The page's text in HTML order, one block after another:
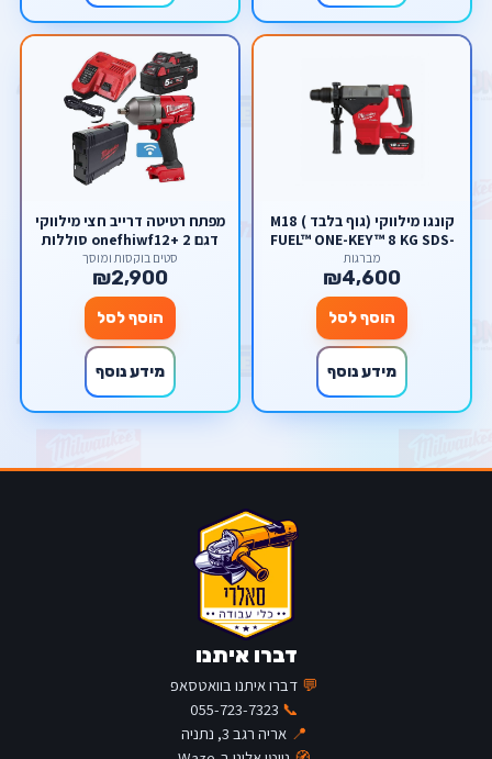
קונגו מילווקי (גוף בלבד ) M18
FUEL™ ONE-KEY™ 8 KG SDS-
MAX DRILLING AND
BREAKING HAMMER
מברגות
₪4,600
הוסף לסל
מידע נוסף
מפתח רטיטה דרייב חצי מילווקי
דגם onefhiwf12+ 2 סוללות
חמש אמפר + מטען מהיר
סטים בוקסות ומוסך
₪2,900
הוסף לסל
מידע נוסף
דברו איתנו
💬 דברו איתנו בוואטסאפ
📞
055-723-7323
📍 אריה רגב 3, נתניה